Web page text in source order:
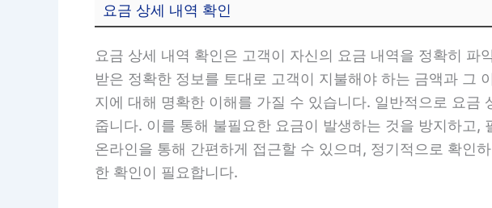
요금 상세 내역 확인
요금 상세 내역 확인은 고객이 자신의 요금 내역을 정확히
받은 정확한 정보를 토대로 고객이 지불해야 하는 금액과 그
지에 대해 명확한 이해를 가질 수 있습니다. 일반적으로 요
줍니다. 이를 통해 불필요한 요금이 발생하는 것을 방지하고
온라인을 통해 간편하게 접근할 수 있으며, 정기적으로 확인
한 확인이 필요합니다.